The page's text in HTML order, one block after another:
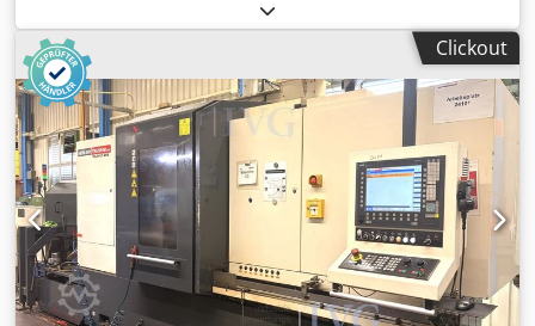
Steuerung: MSX-701 MAPPS III Umlaufdurchmesser über
Bett: 800 mm Max. Abstand zwischen Spitzen: 1130 mm
max. Drehdurchmesser: 320 mm max.
Werkstückdurchmesser: 300 mm Stangendurchmesser: 65
mm Verfahrweg X-Achse 1: 210 Verfahrweg X-Achse 2: 210
mm Verfahrweg X-Achse 3: 210 mm Verfahrweg Y-Achse 1:
110 (+65/-45) mm Verfahrweg Y-Achse 2: 110 (+45,/-65) mm
Verfahrweg Z-Achse 1: 300 mm Verfahrweg Z-Achse 3: 300
mm Verfahrweg Z-Achse 2: 810 mm Verfahrweg B-Achse:
870 mm Drehzahlbereich - Spindel: 5.000 1/min Anzahl der
Spindeldrehzahlbereiche: 2 . Spindelnase: JIS A2-6
Spindelbohrung: 73 mm Spindellagerdurchmesser: 120
mm C-Achse: 0,001 ° Drehzahlbereich - Spindel: 5.000
Clickout